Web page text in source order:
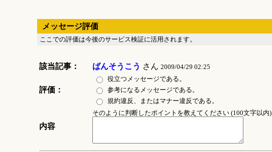
メッセージ評価
ここでの評価は今後のサービス検証に活用されます。
該当記事： ばんそうこう さん 2009/04/29 02:25
評価：
役立つメッセージである。
参考になるメッセージである。
規約違反、またはマナー違反である。
内容
そのように判断したポイントを教えてください (100文字以内)